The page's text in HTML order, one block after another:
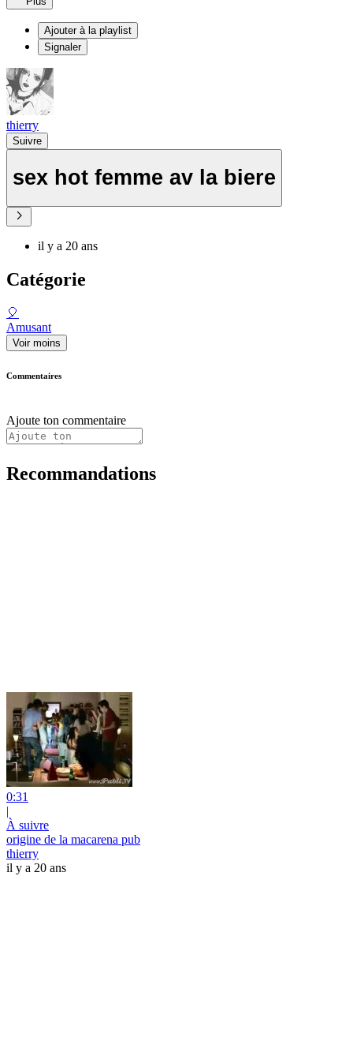
Ajouter à la playlist
Signaler
thierry
Suivre
sex hot femme av la biere
il y a 20 ans
Catégorie
🎈
Amusant
Voir moins
Commentaires
Ajoute ton commentaire
Recommandations
0:31
|
À suivre
origine de la macarena pub
thierry
il y a 20 ans